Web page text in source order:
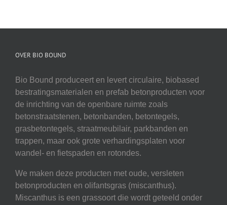
OVER BIO BOUND
Bio Bound produceert en levert circulaire, biobased
bestratingsmaterialen en prefab betonproducten voor
de inrichting van de openbare ruimte zoals
betonstraatstenen, betonbanden, betontegels,
grasbetontegels, straatmeubilair, parkbanden en
trappen, maar ook grote verhardingsplaten voor
wandel- en fietspaden en rotondes.
We maken deze producten met oude, versleten
betonproducten en olifantsgras (miscanthus).
Miscanthus is een grassoort die wordt geteeld onder